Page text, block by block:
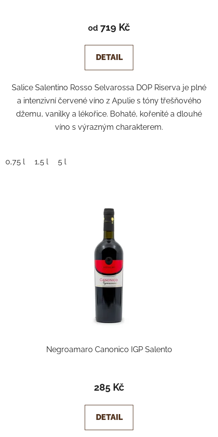
od 719 Kč
DETAIL
Salice Salentino Rosso Selvarossa DOP Riserva je plné
a intenzivní červené víno z Apulie s tóny třešňového
džemu, vanilky a lékořice. Bohaté, kořenité a dlouhé
víno s výrazným charakterem.
0,75 l 1,5 l 5 l
Negroamaro Canonico IGP Salento
285 Kč
DETAIL